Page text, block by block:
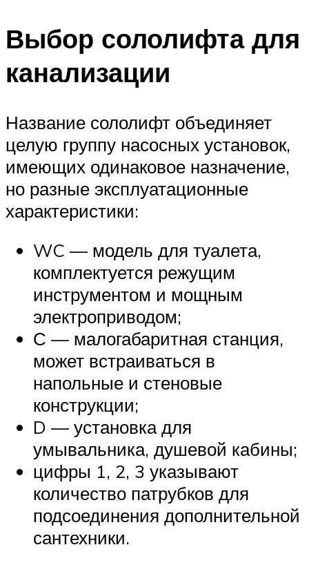
Выбор сололифта для
канализации
Название сололифт объединяет
целую группу насосных установок,
имеющих одинаковое назначение,
но разные эксплуатационные
характеристики:
WC — модель для туалета,
комплектуется режущим
инструментом и мощным
электроприводом;
С — малогабаритная станция,
может встраиваться в
напольные и стеновые
конструкции;
D — установка для
умывальника, душевой кабины;
цифры 1, 2, 3 указывают
количество патрубков для
подсоединения дополнительной
сантехники.